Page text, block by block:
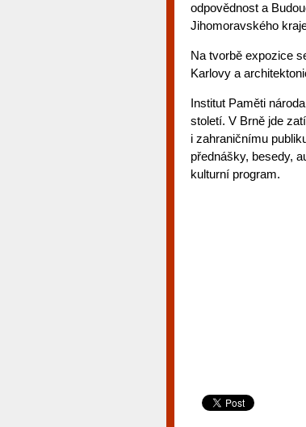
odpovědnost a
Jihomoravského
Na tvorbě expozice
Karlovy a
Institut Paměti
století. V Brně jde
i zahraničnímu
přednášky, besedy,
kulturní program.